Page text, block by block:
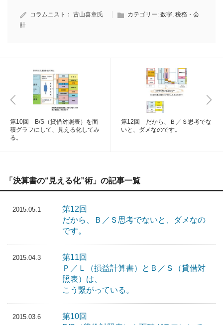
コラムニスト： 古山喜章氏 カテゴリー: 数字, 税務・会
計
第10回 B/S（貸借対照表）を面
積グラフにして、見える化してみ
る。
第12回 だから、Ｂ／Ｓ思考でな
いと、ダメなのです。
「決算書の“見える化”術」の記事一覧
2015.05.1
第12回
だから、Ｂ／Ｓ思考でないと、ダメなの
です。
2015.04.3
第11回
Ｐ／Ｌ（損益計算書）とＢ／Ｓ（貸借対
照表）は、
こう繋がっている。
2015.03.6
第10回